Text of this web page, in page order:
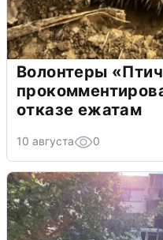
Волонтеры
отказе ежатам
10 августа 0